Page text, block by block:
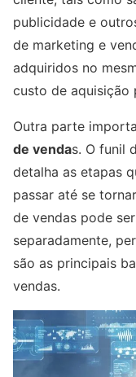
publicidade e
de marketing e
adquiridos no
custo de aquisição
Outra parte
de vendas. O funil
detalha as etapas
passar até se
de vendas pode
separadamente,
são as principais
vendas.